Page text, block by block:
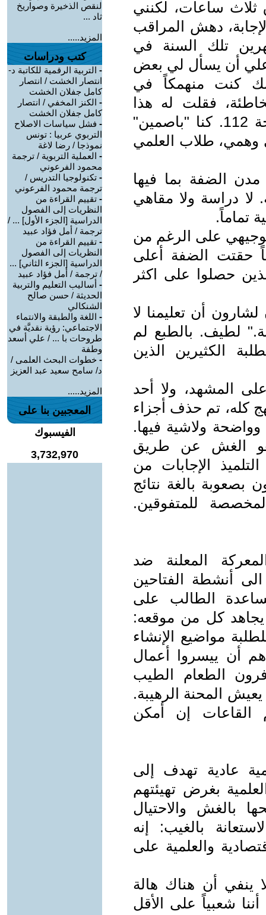
ثلاث ساعات، لكنني
دهش المراقب
تلك السنة في
علي أن يسأل لي بعض
كنت منهمكاً في
فقلت له هذا
السؤال نسخة من سؤال تسعة صفحة 112. كنا "باصمين"
وهمي، طلاب العلمي
شارون يغلق مدن الضفة بما فيها
لا دراسة ولا مقاهي
تماماً.
على الرغم من
حقتت الضفة أعلى
حصلوا على اكثر
أن تعليمنا لا
لطيف. بالطبع لم
الكثيرين الذين
على المشهد، ولا أحد
كله، تم حذف أجزاء
ولاشية فيها.
هو الغش عن طريق
الإجابات من
بصعوبة بالغة نتائج
للمتفوقين.
المعلنة ضد
الى أنشطة الفتاحين
الطالب على
كل من موقعه:
مواضيع الإنشاء
أن ييسروا أعمال
الطعام الطيب
المحنة الرهيبة.
القاعات إن أمكن
عادية تهدف إلى
بغرض تهيئتهم
بالغش والاحتيال
بالغيب: إنه
والعلمية على
ينفي أن هناك هالة
شعبياً على الأقل
لنقص الذخيرة وصواريخ
ثاد ...
المزيد.....
كتب ودراسات
- التربية الرقمية للكاتبة د-
انتصار الخشت / انتصار
كامل جفلان الخشت
- الكنز المخفي / انتصار
كامل جفلان الخشت
- فشل سياسات الاصلاح
التربوي عربيا : تونس
نموذجا / رضا لاغة
- العملية التربوية / ترجمة
محمود الفرعوني
- تكنولوجيا التدريس /
ترجمة محمود الفرعوني
- تقييم القراءة من
النظريات إلى الفصول
الدراسية [الجزء الأول] ... /
ترجمة / أمل فؤاد عبيد
- تقييم القراءة من
النظريات إلى الفصول
الدراسية [الجزء الثاني] ...
/ ترجمة / أمل فؤاد عبيد
- أساليب التعليم والتربية
الحديثة / حسن صالح
الشنكالي
- اللغة والطبقة والانتماء
الاجتماعي: رؤية نقديَّة في
طروحات با ... / علي أسعد
وطفة
- خطوات البحث العلمى /
د/ سامح سعيد عبد العزيز
المزيد.....
المعجبين بنا على
الفيسبوك
3,732,970